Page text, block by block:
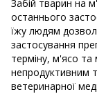
Забій тварин на
останнього
їжу людям
застосування
терміну, м'ясо
непродуктивним
ветеринарної